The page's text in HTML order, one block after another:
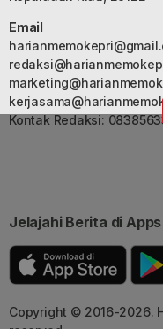
Email
Kontak Redaksi:
Jelajahi Berita di
Copyright © 2016-2026.